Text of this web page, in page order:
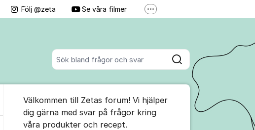
Sök bland alla inlägg
Sök
Följ @zeta Se våra filmer Fler supportlänkar
Till senaste kommentaren
Välkommen till Zetas forum! Vi hjälper
dig gärna med svar på frågor kring
våra produkter och recept.